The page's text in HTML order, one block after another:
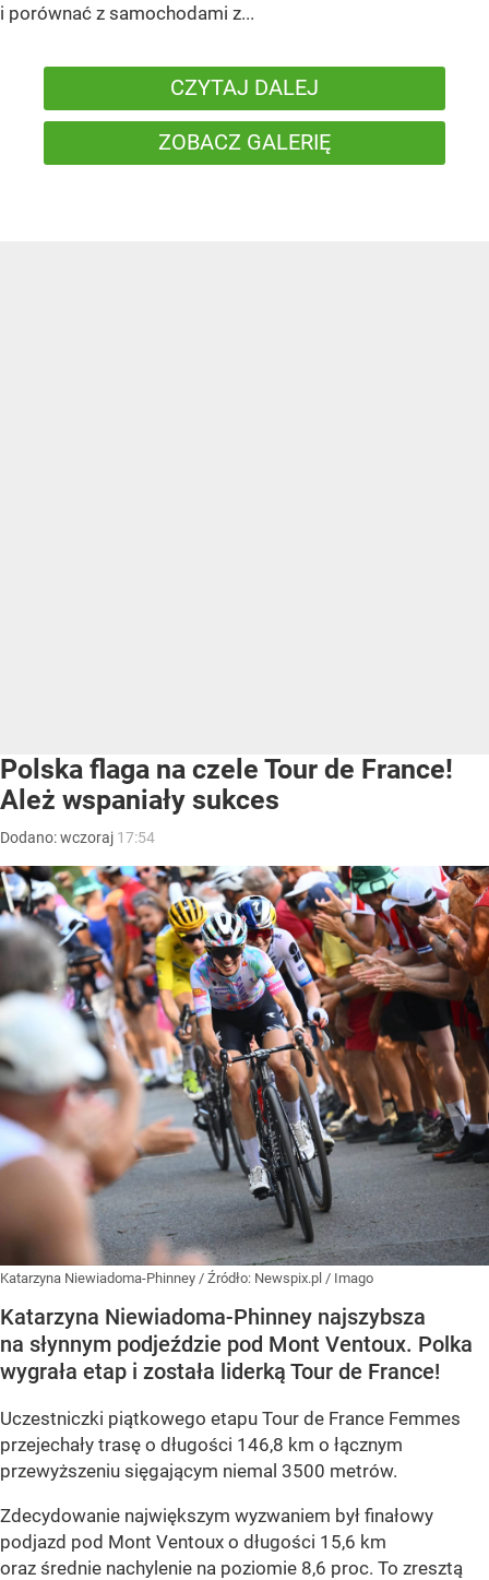
i porównać z samochodami z...
CZYTAJ DALEJ
ZOBACZ GALERIĘ
Polska flaga na czele Tour de France!
Ależ wspaniały sukces
Dodano:wczoraj 17:54
Katarzyna Niewiadoma-Phinney / Źródło: Newspix.pl / Imago
Katarzyna Niewiadoma-Phinney najszybsza
na słynnym podjeździe pod Mont Ventoux. Polka
wygrała etap i została liderką Tour de France!
Uczestniczki piątkowego etapu Tour de France Femmes
przejechały trasę o długości 146,8 km o łącznym
przewyższeniu sięgającym niemal 3500 metrów.
Zdecydowanie największym wyzwaniem był finałowy
podjazd pod Mont Ventoux o długości 15,6 km
oraz średnie nachylenie na poziomie 8,6 proc. To zresztą